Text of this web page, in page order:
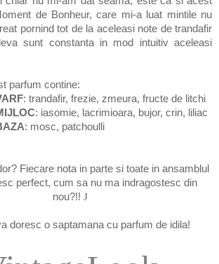
de Bonheur, care mi-a luat mintile nu
pornind tot de la aceleasi note de trandafir
sunt constantain mod intuitiv aceleasi
parfum contine:
: trandafir, frezie, zmeura, fructe de litchi
: iasomie, lacrimioara, bujor, crin, liliac
: mosc, patchoulli
Fiecare nota in parte si toate in ansamblul
perfect, cum sa nu ma indragostesc din
nou?!! J
doresc o saptamana cu parfum de idila!